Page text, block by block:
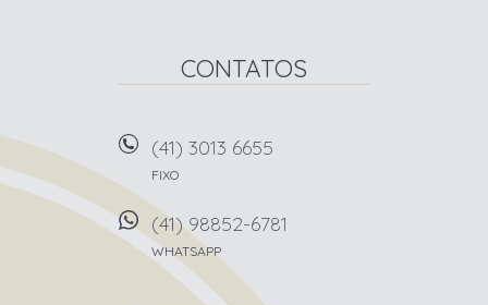
CONTATOS
(41) 3013 6655
FIXO
(41) 98852-6781
WHATSAPP